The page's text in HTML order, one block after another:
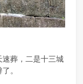
葬，二是十三城
。